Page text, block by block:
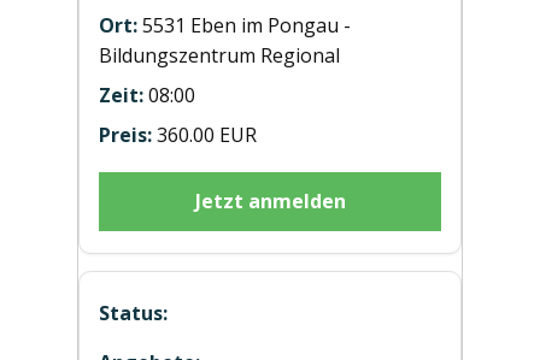
5531 Eben im Pongau -
Bildungszentrum Regional
08:00
360.00 EUR
Jetzt anmelden